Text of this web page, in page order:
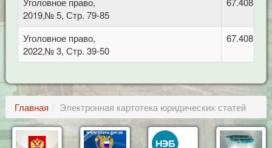
2019,№ 5, Стр. 79-85
Уголовное право,
2022,№ 3, Стр. 39-50
67.408
Главная Электронная картотека юридических статей